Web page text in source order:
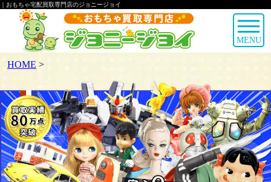
｜おもちゃ宅配買取専門店のジョニージョイ
MENU
HOME >